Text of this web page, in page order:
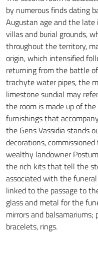
by numerous finds dating
Augustan age and the
villas and burial grounds,
throughout the territory,
origin, which intensified
returning from the battle
trachyte water pipes, the
limestone sundial may
the room is made up of
furnishings that
the Gens Vassidia stands
decorations,
wealthy landowner
the rich kits that tell the
associated with the
linked to the passage to
glass and metal for the
mirrors and balsamariums;
bracelets, rings.